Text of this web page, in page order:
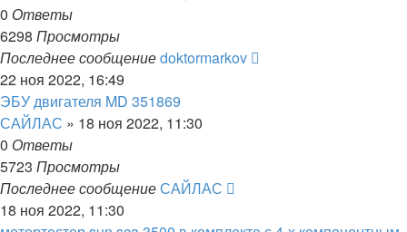
0 Ответы
6298 Просмотры
Последнее сообщениеdoktormarkov
22 ноя 2022, 16:49
ЭБУ двигателя MD 351869
САЙЛАС » 18 ноя 2022, 11:30
0 Ответы
5723 Просмотры
Последнее сообщениеСАЙЛАС
18 ноя 2022, 11:30